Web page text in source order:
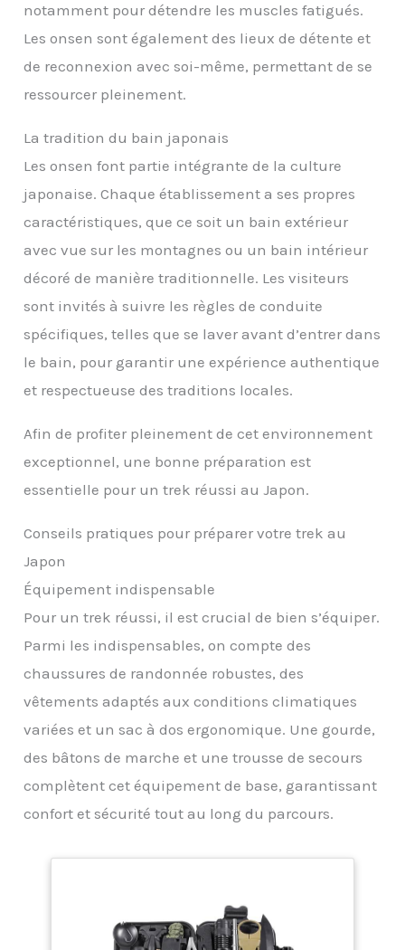
notamment pour détendre les muscles fatigués.
Les onsen sont également des lieux de détente et
de reconnexion avec soi-même, permettant de se
ressourcer pleinement.
La tradition du bain japonais
Les onsen font partie intégrante de la culture
japonaise. Chaque établissement a ses propres
caractéristiques, que ce soit un bain extérieur
avec vue sur les montagnes ou un bain intérieur
décoré de manière traditionnelle. Les visiteurs
sont invités à suivre les règles de conduite
spécifiques, telles que se laver avant d’entrer dans
le bain, pour garantir une expérience authentique
et respectueuse des traditions locales.
Afin de profiter pleinement de cet environnement
exceptionnel, une bonne préparation est
essentielle pour un trek réussi au Japon.
Conseils pratiques pour préparer votre trek au
Japon
Équipement indispensable
Pour un trek réussi, il est crucial de bien s’équiper.
Parmi les indispensables, on compte des
chaussures de randonnée robustes, des
vêtements adaptés aux conditions climatiques
variées et un sac à dos ergonomique. Une gourde,
des bâtons de marche et une trousse de secours
complètent cet équipement de base, garantissant
confort et sécurité tout au long du parcours.